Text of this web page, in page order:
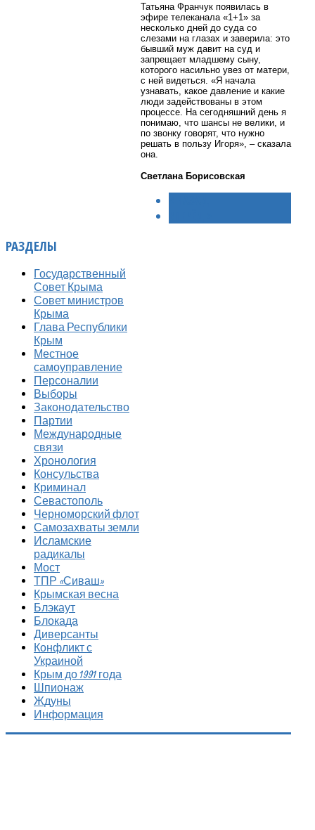
Татьяна Франчук появилась в
эфире телеканала «1+1» за
несколько дней до суда со
слезами на глазах и заверила: это
бывший муж давит на суд и
запрещает младшему сыну,
которого насильно увез от матери,
с ней видеться. «Я начала
узнавать, какое давление и какие
люди задействованы в этом
процессе. На сегодняшний день я
понимаю, что шансы не велики, и
по звонку говорят, что нужно
решать в пользу Игоря», – сказала
она.
Светлана Борисовская
РАЗДЕЛЫ
Государственный
Совет Крыма
Совет министров
Крыма
Глава Республики
Крым
Местное
самоуправление
Персоналии
Выборы
Законодательство
Партии
Международные
связи
Хронология
Консульства
Криминал
Севастополь
Черноморский флот
Самозахваты земли
Исламские
радикалы
Мост
ТПР «Сиваш»
Крымская весна
Блэкаут
Блокада
Диверсанты
Конфликт с
Украиной
Крым до 1991 года
Шпионаж
Ждуны
Информация